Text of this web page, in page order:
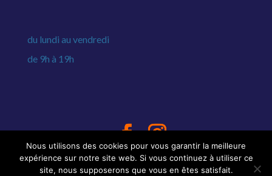
du lundi au vendredi
de 9h à 19h
Copyright © 2020 SARTROUVILLECOMMERCES
- Tous droits réservés | Conception / Réalisation
Nous utilisons des cookies pour vous garantir la meilleure
expérience sur notre site web. Si vous continuez à utiliser ce
site, nous supposerons que vous en êtes satisfait.